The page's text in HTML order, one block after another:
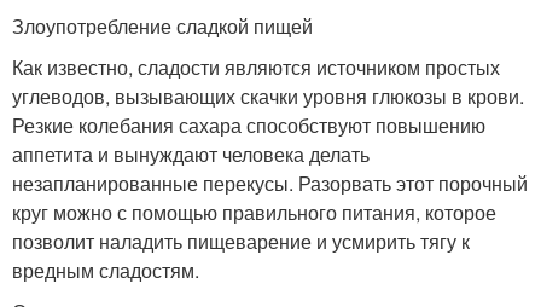
Злоупотребление сладкой пищей
Как известно, сладости являются источником простых
углеводов, вызывающих скачки уровня глюкозы в крови.
Резкие колебания сахара способствуют повышению
аппетита и вынуждают человека делать
незапланированные перекусы. Разорвать этот порочный
круг можно с помощью правильного питания, которое
позволит наладить пищеварение и усмирить тягу к
вредным сладостям.